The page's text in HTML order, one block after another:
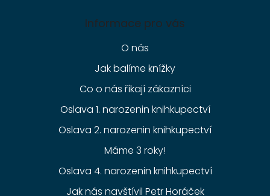
Informace pro vás
O nás
Jak balíme knížky
Co o nás říkají zákazníci
Oslava 1. narozenin knihkupectví
Oslava 2. narozenin knihkupectví
Máme 3 roky!
Oslava 4. narozenin knihkupectví
Jak nás navštívil Petr Horáček